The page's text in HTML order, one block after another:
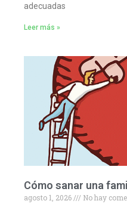
adecuadas
Leer más »
Cómo sanar una
agosto 1, 2026
No hay